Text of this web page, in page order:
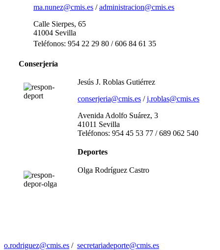
ma.nunez@cmis.es /administracion@cmis.es
Calle Sierpes, 65
41004 Sevilla
Teléfonos: 954 22 29 80 / 606 84 61 35
Conserjería
Jesús J. Roblas Gutiérrez
conserjeria@cmis.es /j.roblas@cmis.es
Avenida Adolfo Suárez, 3
41011 Sevilla
Teléfonos: 954 45 53 77 / 689 062 540
Deportes
Olga Rodríguez Castro
o.rodriguez@cmis.es / secretariadeporte@cmis.es